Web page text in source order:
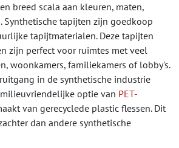
breed scala aan kleuren, maten,
Synthetische tapijten zijn goedkoop
tapijtmaterialen. Deze tapijten
zijn perfect voor ruimtes met veel
woonkamers, familiekamers of lobby's.
in de synthetische industrie
optie van PET-
van gerecyclede plastic flessen. Dit
dan andere synthetische